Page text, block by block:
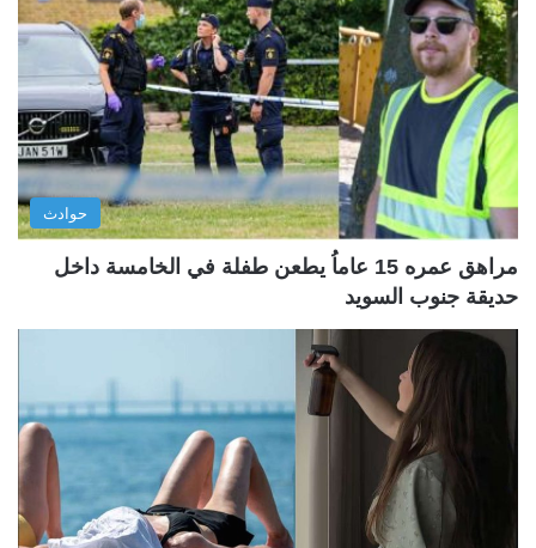
حوادث
مراهق عمره 15 عاماُ يطعن طفلة في الخامسة داخل
حديقة جنوب السويد